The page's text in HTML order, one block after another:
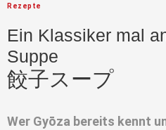
Rezepte
Ein Klassiker mal
Suppe
餃子スープ
Wer Gyōza bereits kennt